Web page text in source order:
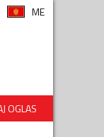
ME
OGLAS